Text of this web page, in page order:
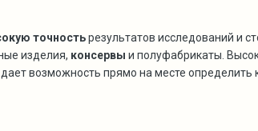
точностьрезультатов исследований и
изделия, консервы и полуфабрикаты.
возможность прямо на месте определить